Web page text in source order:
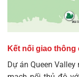
Kết nối giao
Dự án Queen